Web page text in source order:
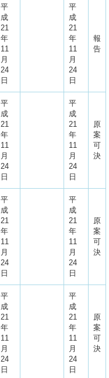
平
成
21
年
11
月
24
日
平
成
21
年
11
月
24
日
報
告
平
成
21
年
11
月
24
日
平
成
21
年
11
月
24
日
原
案
可
決
平
成
21
年
11
月
24
日
平
成
21
年
11
月
24
日
原
案
可
決
平
成
21
年
11
月
24
日
平
成
21
年
11
月
24
日
原
案
可
決